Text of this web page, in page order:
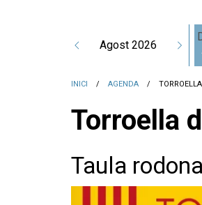
Agost 2026
INICI AGENDA
Torroella
Taula rodona